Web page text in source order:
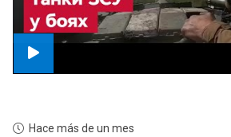
Hace más de un mes